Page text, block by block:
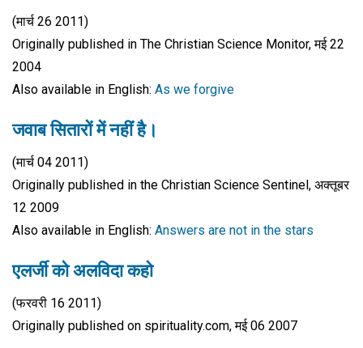
(मार्च 26 2011)
Originally published in The Christian Science Monitor, मई 22
2004
Also available in English: As we forgive
जवाब सितारों में नहीं है।
(मार्च 04 2011)
Originally published in the Christian Science Sentinel, अक्तूबर
12 2009
Also available in English: Answers are not in the stars
एलर्जी को अलविदा कहो
(फरवरी 16 2011)
Originally published on spirituality.com, मई 06 2007